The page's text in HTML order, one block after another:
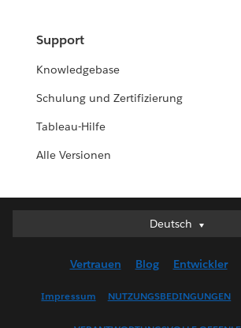
Support
Knowledgebase
Schulung und Zertifizierung
Tableau-Hilfe
Alle Versionen
Deutsch
Deutsch
English (US)
Vertrauen Blog Entwickler
Impressum NUTZUNGSBEDINGUNGEN